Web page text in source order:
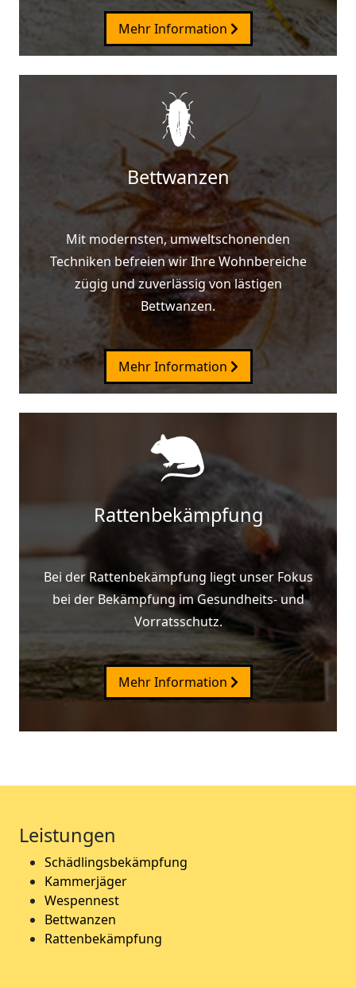
Mehr Information
Bettwanzen
Mit modernsten, umweltschonenden
Techniken befreien wir Ihre Wohnbereiche
zügig und zuverlässig von lästigen
Bettwanzen.
Mehr Information
Rattenbekämpfung
Bei der Rattenbekämpfung liegt unser Fokus
bei der Bekämpfung im Gesundheits- und
Vorratsschutz.
Mehr Information
Leistungen
Schädlingsbekämpfung
Kammerjäger
Wespennest
Bettwanzen
Rattenbekämpfung